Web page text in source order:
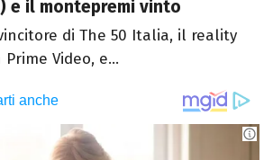
e il montepremi vinto
di The 50 Italia, il reality
Video, e...